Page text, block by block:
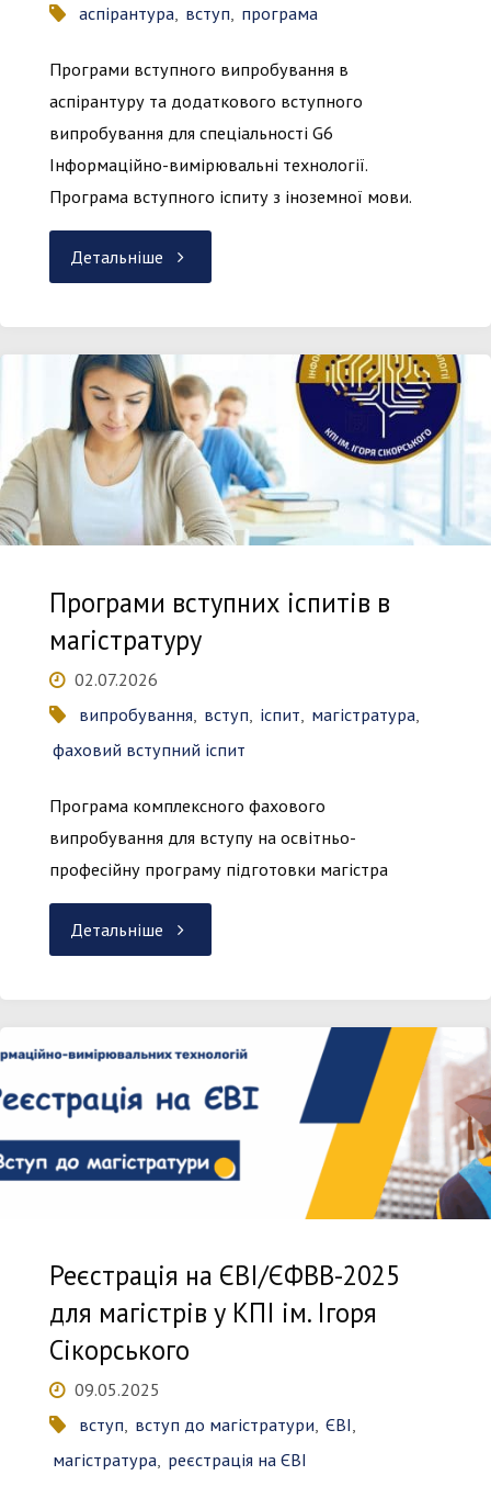
на
кафедру
ІВТ"
аспірантура вступ програма
Програми вступного випробування в
аспірантуру та додаткового вступного
випробування для спеціальності G6
Інформаційно-вимірювальні технології.
Програма вступного іспиту з іноземної мови.
Детальніше "Програми
випробувань
до
аспірантури"
Програми вступних іспитів в
магістратуру
02.07.2026
випробування вступ іспит магістратура
фаховий вступний іспит
Програма комплексного фахового
випробування для вступу на освітньо-
професійну програму підготовки магістра
Детальніше "Програми
іспитів
магістратуру"
Реєстрація на ЄВІ/ЄФВВ-2025
для магістрів у КПІ ім. Ігоря
Сікорського
09.05.2025
вступ вступ до магістратури ЄВІ
магістратура реєстрація на ЄВІ